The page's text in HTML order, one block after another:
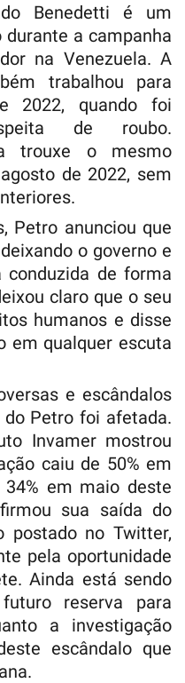
Benedetti é um
a campanha
na Venezuela. A
trabalhou para
2022, quando foi
de roubo.
trouxe o mesmo
de 2022, sem
Petro anunciou que
o governo e
conduzida de forma
claro que o seu
humanos e disse
em qualquer escuta
e escândalos
Petro foi afetada.
Invamer mostrou
caiu de 50% em
em maio deste
sua saída do
postado no Twitter,
pela oportunidade
Ainda está sendo
reserva para
a investigação
escândalo que